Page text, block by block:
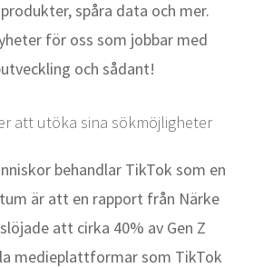
spåra data och mer.
för oss som jobbar med
och sådant!
att utöka sina sökmöjligheter
behandlar TikTok som en
är att en rapport från Närke
att cirka 40% av Gen Z
medieplattformar som TikTok